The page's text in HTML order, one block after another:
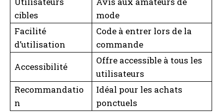
cibles
mode
Facilité
d’utilisation
Code à entrer lors de la
commande
Accessibilité
Offre accessible à tous les
utilisateurs
Recommandatio
n
Idéal pour les achats
ponctuels